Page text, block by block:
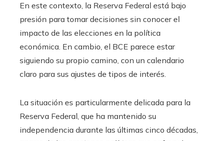
En este contexto, la Reserva Federal está bajo
presión para tomar decisiones sin conocer el
impacto de las elecciones en la política
económica. En cambio, el BCE parece estar
siguiendo su propio camino, con un calendario
claro para sus ajustes de tipos de interés.
La situación es particularmente delicada para la
Reserva Federal, que ha mantenido su
independencia durante las últimas cinco décadas,